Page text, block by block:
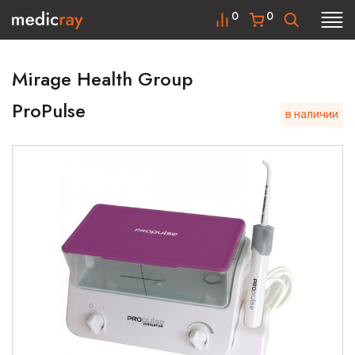
0
0
Mirage Health Group
ProPulse
в наличии